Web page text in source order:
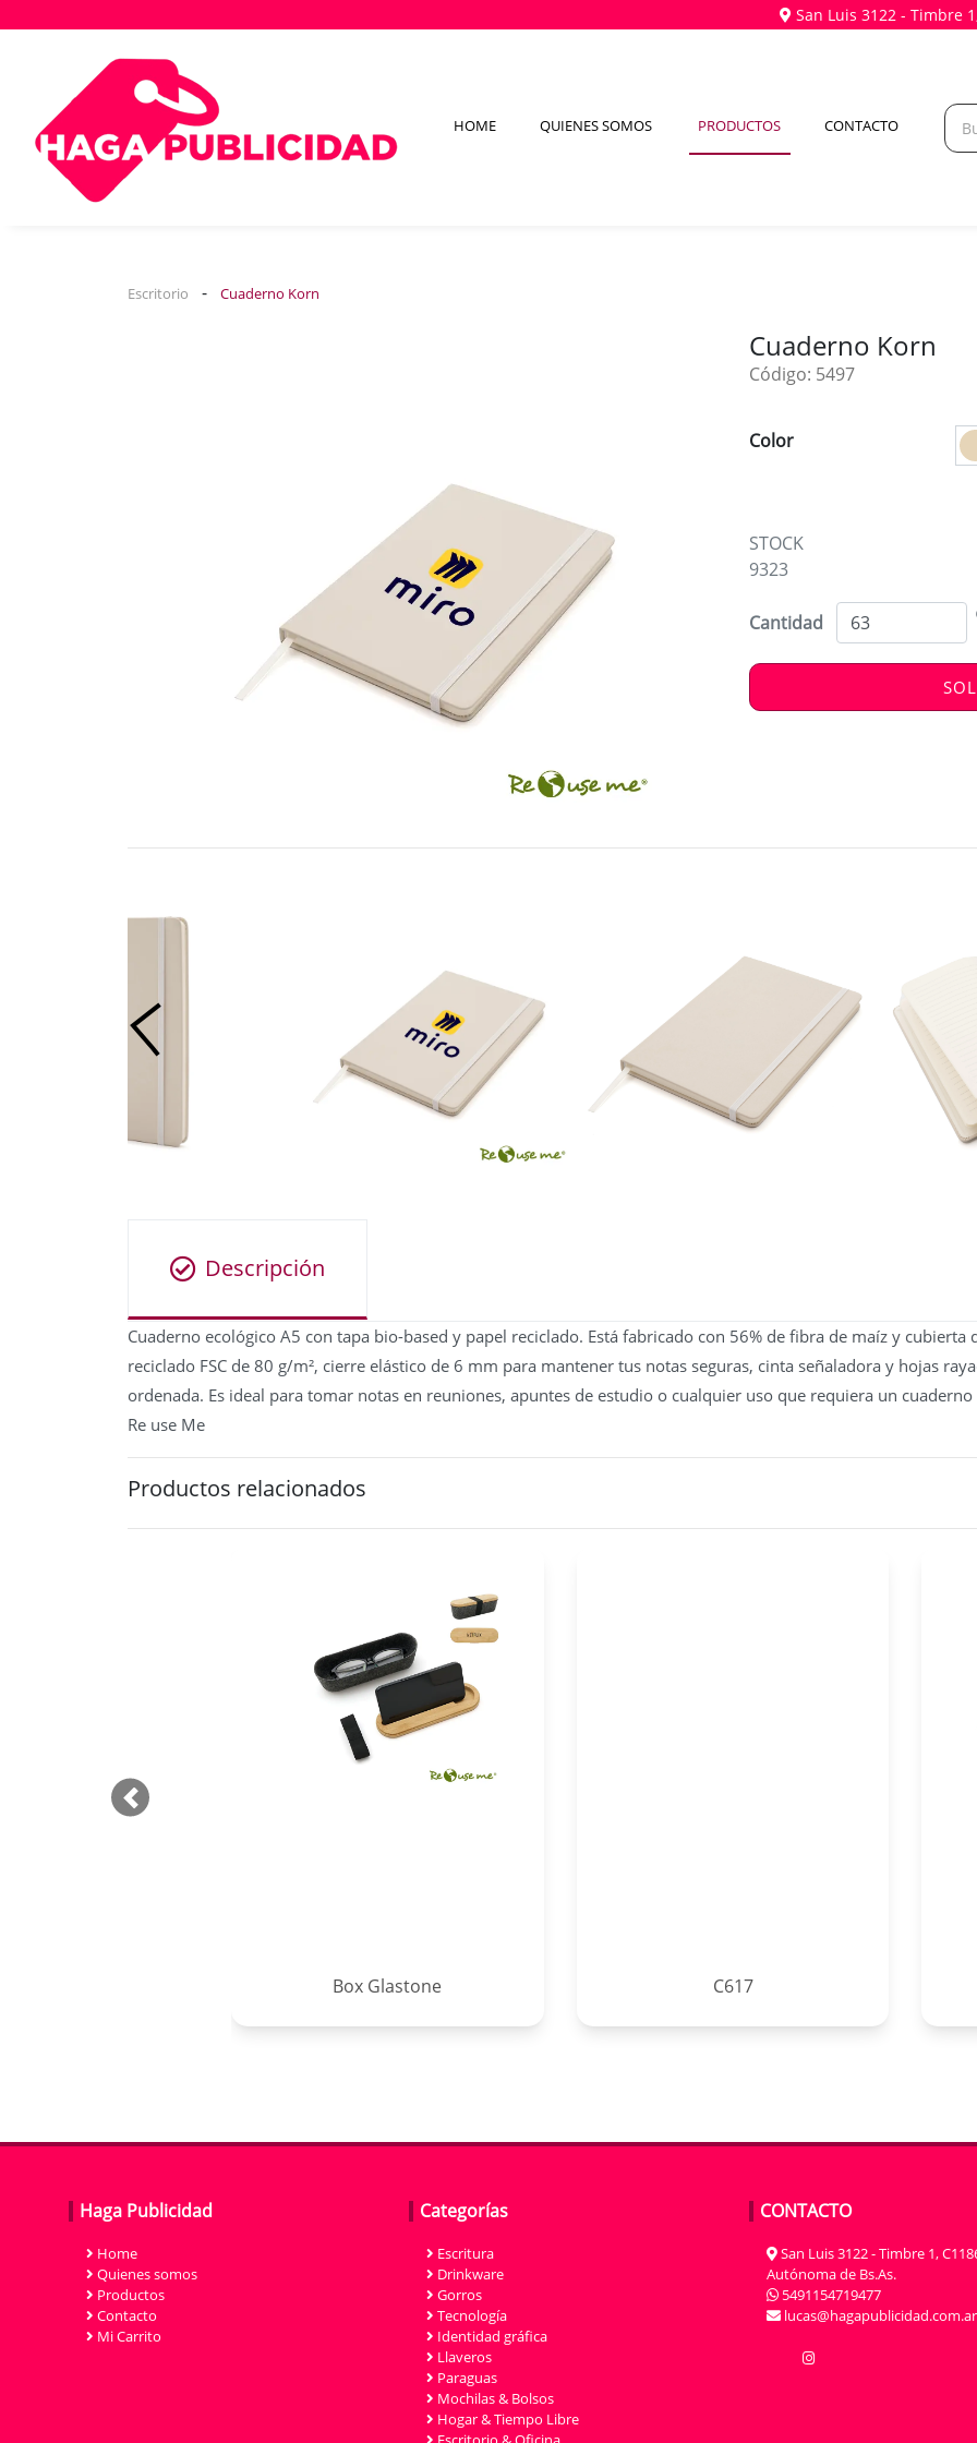
San Luis 3122 - Timbre
HOME(CURRENT)QUIENES SOMOS PRODUCTOS CONTACTO
Escritorio - Cuaderno Korn
Cuaderno Korn
Código: 5497
Color
STOCK
9323
Cantidad
Descripción
Cuaderno ecológico A5 con tapa bio-based y papel reciclado. Está fabricado con 56% de fibra de maíz y cubierta
reciclado FSC de 80 g/m², cierre elástico de 6 mm para mantener tus notas seguras, cinta señaladora y hojas
ordenada. Es ideal para tomar notas en reuniones, apuntes de estudio o cualquier uso que requiera un
Re use Me
Productos relacionados
Previous
Box Glastone C617
Haga Publicidad
Home
Quienes somos
Productos
Contacto
Mi Carrito
Categorías
Escritura
Drinkware
Gorros
Tecnología
Identidad gráfica
Llaveros
Paraguas
Mochilas & Bolsos
Hogar & Tiempo Libre
CONTACTO
San Luis 3122 - Timbre 1,
Autónoma de Bs.As.
5491154719477
lucas@hagapublicidad.com.ar